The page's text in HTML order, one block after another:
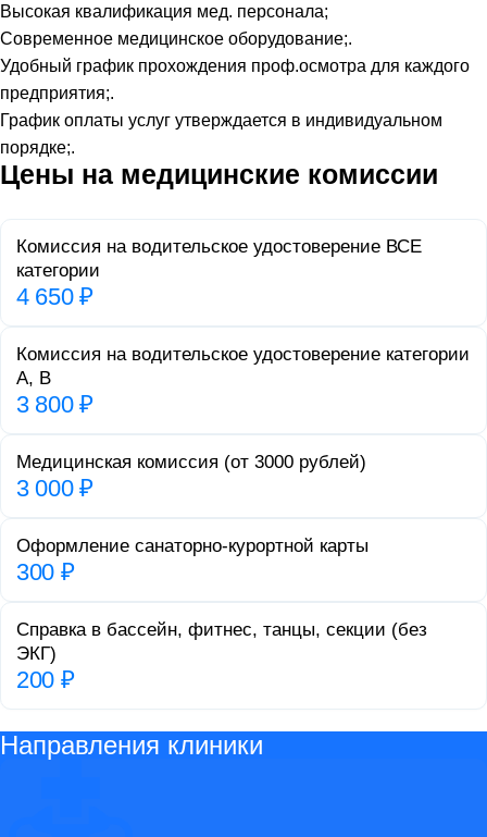
Высокая квалификация мед. персонала;
Современное медицинское оборудование;.
Удобный график прохождения проф.осмотра для каждого
предприятия;.
График оплаты услуг утверждается в индивидуальном
порядке;.
Цены на медицинские комиссии
Комиссия на водительское удостоверение ВСЕ
категории
4 650 ₽
Комиссия на водительское удостоверение категории
A, В
3 800 ₽
Медицинская комиссия (от 3000 рублей)
3 000 ₽
Оформление санаторно-курортной карты
300 ₽
Справка в бассейн, фитнес, танцы, секции (без
ЭКГ)
200 ₽
Направления клиники